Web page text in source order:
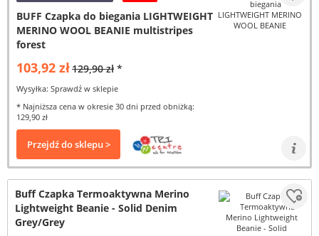
BUFF Czapka do biegania LIGHTWEIGHT
MERINO WOOL BEANIE multistripes
forest
103,92 zł129,90 zł *
Wysyłka: Sprawdź w sklepie
* Najniższa cena w okresie 30 dni przed obniżką:
129,90 zł
Przejdź do sklepu >
Buff Czapka Termoaktywna Merino
Lightweight Beanie - Solid Denim
Grey/Grey